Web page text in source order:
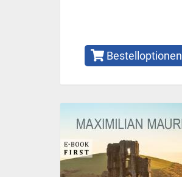
Bestelloptionen